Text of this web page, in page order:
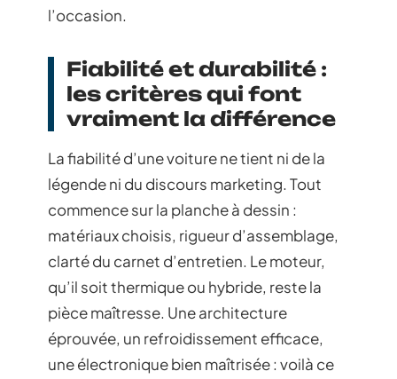
l’occasion.
Fiabilité et durabilité :
les critères qui font
vraiment la différence
La fiabilité d’une voiture ne tient ni de la
légende ni du discours marketing. Tout
commence sur la planche à dessin :
matériaux choisis, rigueur d’assemblage,
clarté du carnet d’entretien. Le moteur,
qu’il soit thermique ou hybride, reste la
pièce maîtresse. Une architecture
éprouvée, un refroidissement efficace,
une électronique bien maîtrisée : voilà ce